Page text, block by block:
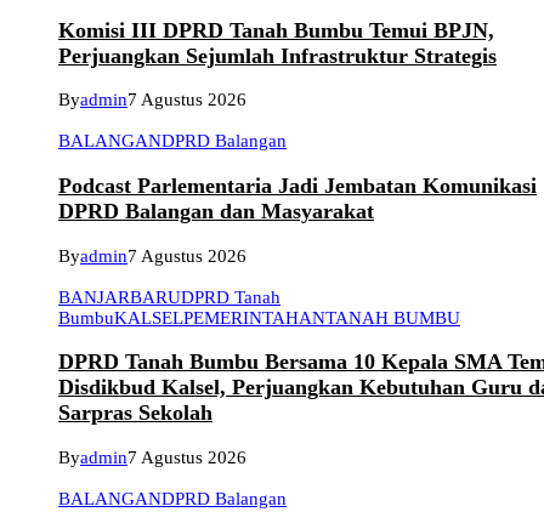
Komisi III DPRD Tanah Bumbu Temui BPJN,
Perjuangkan Sejumlah Infrastruktur Strategis
Byadmin7 Agustus 2026
BALANGANDPRD Balangan
Podcast Parlementaria Jadi Jembatan Komunikasi
DPRD Balangan dan Masyarakat
Byadmin7 Agustus 2026
BANJARBARUDPRD Tanah
BumbuKALSELPEMERINTAHANTANAH BUMBU
DPRD Tanah Bumbu Bersama 10 Kepala SMA
Disdikbud Kalsel, Perjuangkan Kebutuhan Guru
Sarpras Sekolah
Byadmin7 Agustus 2026
BALANGANDPRD Balangan